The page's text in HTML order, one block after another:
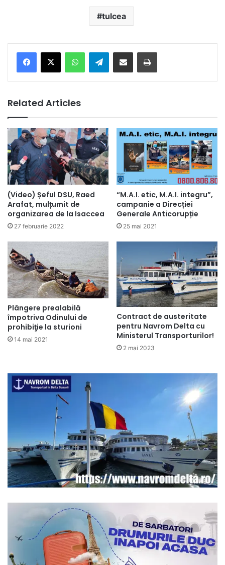
tulcea
Telegram
Related Articles
(Video) Șeful DSU, Raed
Arafat, mulțumit de
organizarea de la Isaccea
27 februarie 2022
“M.A.I. etic, M.A.I. integru”,
campanie a Direcției
Generale Anticorupție
25 mai 2021
Plângere prealabilă
împotriva Odinului de
prohibiţie la sturioni
14 mai 2021
Contract de austeritate
pentru Navrom Delta cu
Ministerul Transporturilor!
2 mai 2023